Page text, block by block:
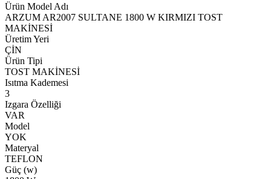
Ürün Model Adı
ARZUM AR2007 SULTANE 1800 W KIRMIZI TOST
MAKİNESİ
Üretim Yeri
ÇİN
Ürün Tipi
TOST MAKİNESİ
Isıtma Kademesi
3
Izgara Özelliği
VAR
Model
YOK
Materyal
TEFLON
Güç (w)